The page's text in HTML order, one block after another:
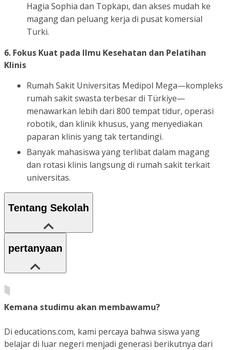
Hagia Sophia dan Topkapı, dan akses mudah ke
magang dan peluang kerja di pusat komersial
Turki.
6. Fokus Kuat pada Ilmu Kesehatan dan Pelatihan
Klinis
Rumah Sakit Universitas Medipol Mega—kompleks
rumah sakit swasta terbesar di Türkiye—
menawarkan lebih dari 800 tempat tidur, operasi
robotik, dan klinik khusus, yang menyediakan
paparan klinis yang tak tertandingi.
Banyak mahasiswa yang terlibat dalam magang
dan rotasi klinis langsung di rumah sakit terkait
universitas.
Tentang Sekolah
pertanyaan
Kemana studimu akan membawamu?
Di educations.com, kami percaya bahwa siswa yang
belajar di luar negeri menjadi generasi berikutnya dari